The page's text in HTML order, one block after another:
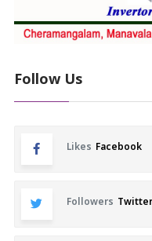
Follow Us
Likes Facebook
Followers Twitter